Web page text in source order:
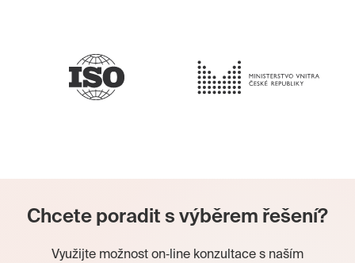
Chcete poradit s výběrem řešení?
Využijte možnost on‑line konzultace s naším